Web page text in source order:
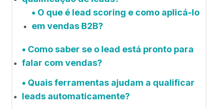
O que é lead scoring e como aplicá-lo
em vendas B2B?
Como saber se o lead está pronto para
falar com vendas?
Quais ferramentas ajudam a qualificar
leads automaticamente?